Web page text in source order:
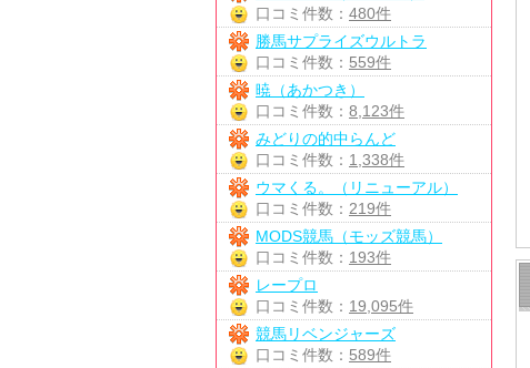
口コミ件数： 480件
勝馬サプライズウルトラ
口コミ件数： 559件
暁（あかつき）
口コミ件数： 8,123件
みどりの的中らんど
口コミ件数： 1,338件
ウマくる。（リニューアル）
口コミ件数： 219件
MODS競馬（モッズ競馬）
口コミ件数： 193件
レープロ
口コミ件数： 19,095件
競馬リベンジャーズ
口コミ件数： 589件